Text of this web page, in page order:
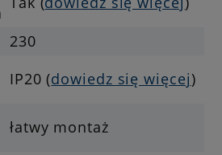
230
IP20 (dowiedz się więcej)
łatwy montaż